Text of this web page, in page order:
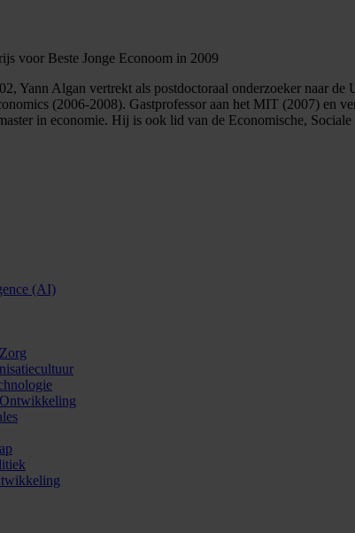
voor Beste Jonge Econoom in 2009
Yann Algan vertrekt als postdoctoraal onderzoeker naar
(2006-2008). Gastprofessor aan het MIT (2007) en
in economie. Hij is ook lid van de Economische,
(AI)